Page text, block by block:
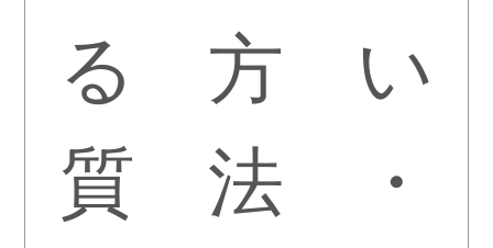
る
質
方
法
い
・